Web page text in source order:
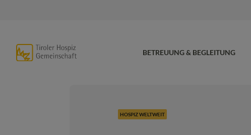
BETREUUNG & BEGLEITUNG
HOSPIZ WELTWEIT